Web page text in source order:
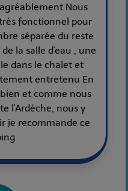
Nous
fonctionnel pour
séparée du reste
la salle d'eau , une
dans le chalet et
entretenu En
et comme nous
l'Ardèche, nous y
je recommande ce